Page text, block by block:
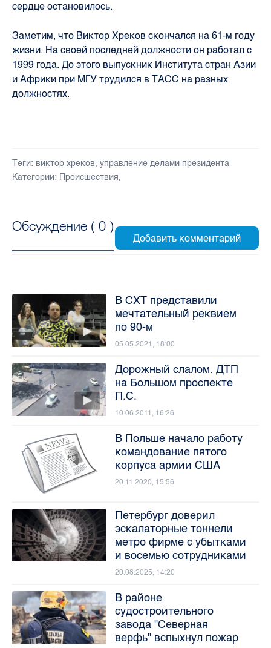
сердце остановилось.
Заметим, что Виктор Хреков скончался на 61-м году
жизни. На своей последней должности он работал с
1999 года. До этого выпускник Института стран Азии
и Африки при МГУ трудился в ТАСС на разных
должностях.
Теги: виктор хреков, управление делами президента
Категории: Происшествия,
Обсуждение ( 0 )
В СХТ представили
мечтательный реквием
по 90-м
05.05.2021, 18:00
Дорожный слалом. ДТП
на Большом проспекте
П.С.
10.06.2011, 16:26
В Польше начало работу
командование пятого
корпуса армии США
20.11.2020, 15:56
Петербург доверил
эскалаторные тоннели
метро фирме с убытками
и восемью сотрудниками
20.08.2025, 14:20
В районе
судостроительного
завода "Северная
верфь" вспыхнул пожар